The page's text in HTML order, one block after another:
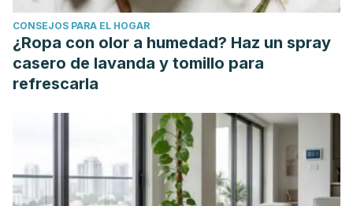
CONSEJOS PARA EL HOGAR
¿Ropa con olor a humedad? Haz un spray
casero de lavanda y tomillo para
refrescarla